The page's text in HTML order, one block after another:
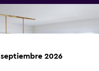
septiembre 2026